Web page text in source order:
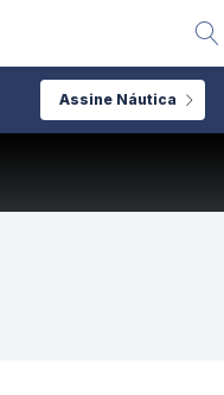
Assine Náutica